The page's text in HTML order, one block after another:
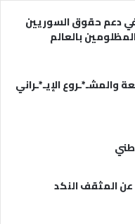
دعم حقوق السوريين
بالعالم
والمشـ*ـروع الإيـ*ـراني
المثقف النكد